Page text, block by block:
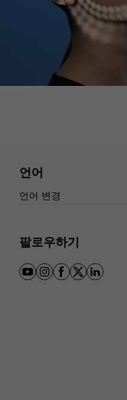
언어
언어 변경
팔로우하기
youtube
instagram
facebook
x linkedin